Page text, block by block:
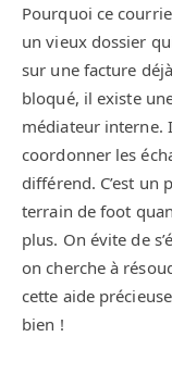
Pourquoi ce
un vieux dossier
sur une facture
bloqué, il existe
médiateur interne.
coordonner les
différend. C’est
terrain de foot
plus. On évite de
on cherche à
cette aide
bien !